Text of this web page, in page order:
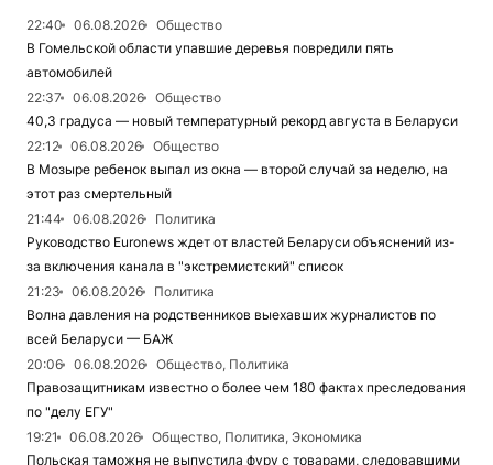
22:40 06.08.2026
Общество
В Гомельской области упавшие деревья повредили пять
автомобилей
22:37
06.08.2026
Общество
40,3 градуса — новый температурный рекорд августа в Беларуси
22:12
06.08.2026
Общество
В Мозыре ребенок выпал из окна — второй случай за неделю, на
этот раз смертельный
21:44
06.08.2026
Политика
Руководство Euronews ждет от властей Беларуси объяснений из-
за включения канала в "экстремистский" список
21:23
06.08.2026
Политика
Волна давления на родственников выехавших журналистов по
всей Беларуси — БАЖ
20:06
06.08.2026
Общество, Политика
Правозащитникам известно о более чем 180 фактах преследования
по "делу ЕГУ"
19:21
06.08.2026
Общество, Политика, Экономика
Польская таможня не выпустила фуру с товарами, следовавшими